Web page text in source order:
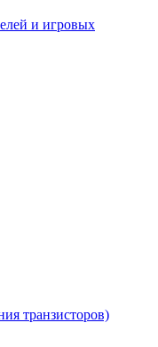
и игровых
транзисторов)